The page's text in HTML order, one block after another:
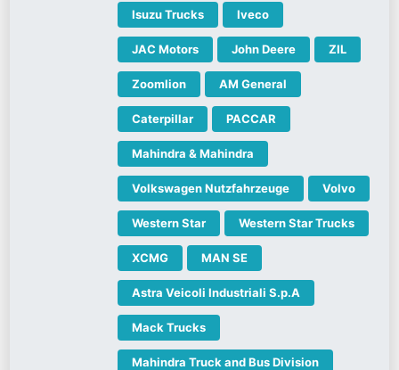
Isuzu Trucks Iveco
JAC Motors John Deere ZIL
Zoomlion AM General
Caterpillar PACCAR
Mahindra & Mahindra
Volkswagen Nutzfahrzeuge Volvo
Western Star Western Star Trucks
XCMG MAN SE
Astra Veicoli Industriali S.p.A
Mack Trucks
Mahindra Truck and Bus Division